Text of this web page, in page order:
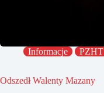
Informacje PZHT
Odszedł Walenty Mazany